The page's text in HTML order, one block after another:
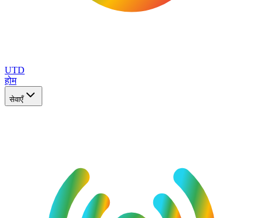
UTD
होम
सेवाएँ